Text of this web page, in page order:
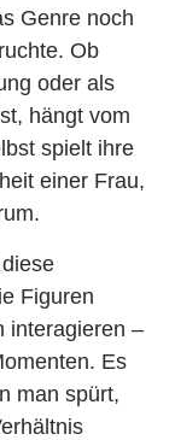
Genre noch
Ob
oder als
hängt vom
spielt ihre
einer Frau,
Figuren
interagieren –
Es
man spürt,